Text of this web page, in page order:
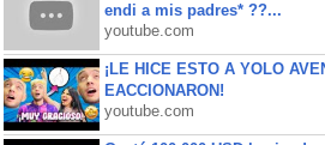
endi a mis padres* ??...
youtube.com
¡LE HICE ESTO A YOLO
EACCIONARON!
youtube.com